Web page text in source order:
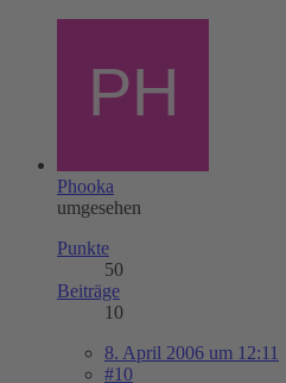
Phooka
umgesehen
Punkte
50
Beiträge
10
8. April 2006 um 12:11
#10